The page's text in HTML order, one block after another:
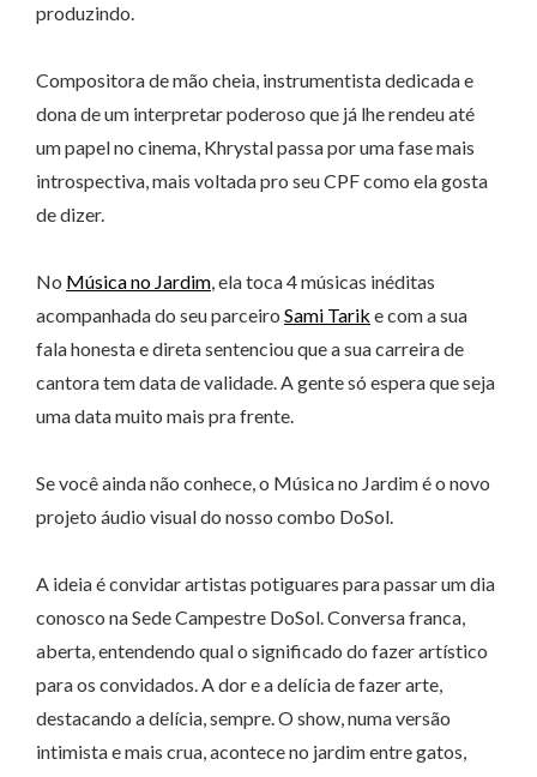
produzindo.
Compositora de mão cheia, instrumentista dedicada e
dona de um interpretar poderoso que já lhe rendeu até
um papel no cinema, Khrystal passa por uma fase mais
introspectiva, mais voltada pro seu CPF como ela gosta
de dizer.
No Música no Jardim, ela toca 4 músicas inéditas
acompanhada do seu parceiro Sami Tarik e com a sua
fala honesta e direta sentenciou que a sua carreira de
cantora tem data de validade. A gente só espera que seja
uma data muito mais pra frente.
Se você ainda não conhece, o Música no Jardim é o novo
projeto áudio visual do nosso combo DoSol.
A ideia é convidar artistas potiguares para passar um dia
conosco na Sede Campestre DoSol. Conversa franca,
aberta, entendendo qual o significado do fazer artístico
para os convidados. A dor e a delícia de fazer arte,
destacando a delícia, sempre. O show, numa versão
intimista e mais crua, acontece no jardim entre gatos,